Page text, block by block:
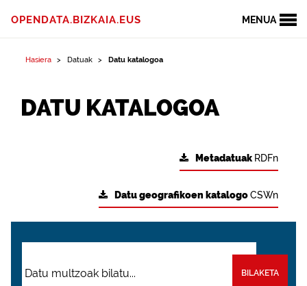
MENUA
OPENDATA.BIZKAIA.EUS
Hasiera Datuak Datu katalogoa
DATU KATALOGOA
Metadatuak RDFn
Datu geografikoen katalogoCSWn
BILAKETA